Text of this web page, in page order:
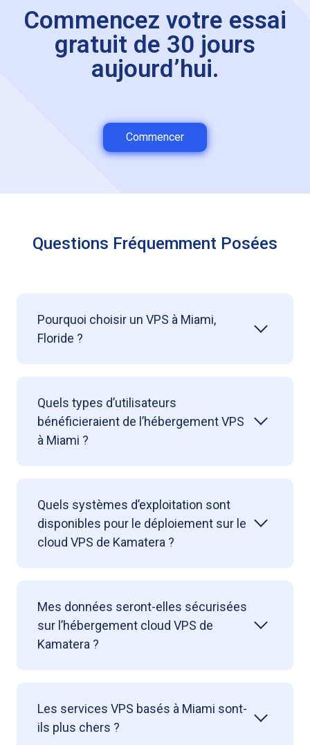
Commencez votre essai
gratuit de 30 jours
aujourd’hui.
Commencer
Questions Fréquemment Posées
Pourquoi choisir un VPS à Miami,
Floride ?
Quels types d’utilisateurs
bénéficieraient de l’hébergement VPS
à Miami ?
Quels systèmes d’exploitation sont
disponibles pour le déploiement sur le
cloud VPS de Kamatera ?
Mes données seront-elles sécurisées
sur l’hébergement cloud VPS de
Kamatera ?
Les services VPS basés à Miami sont-
ils plus chers ?